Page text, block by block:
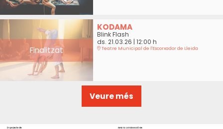
Finalitzat
KODAMA
Blink Flash
ds. 21.03.26 12:00 h
Teatre Municipal de l'Escorxador de Lleida
Veure més